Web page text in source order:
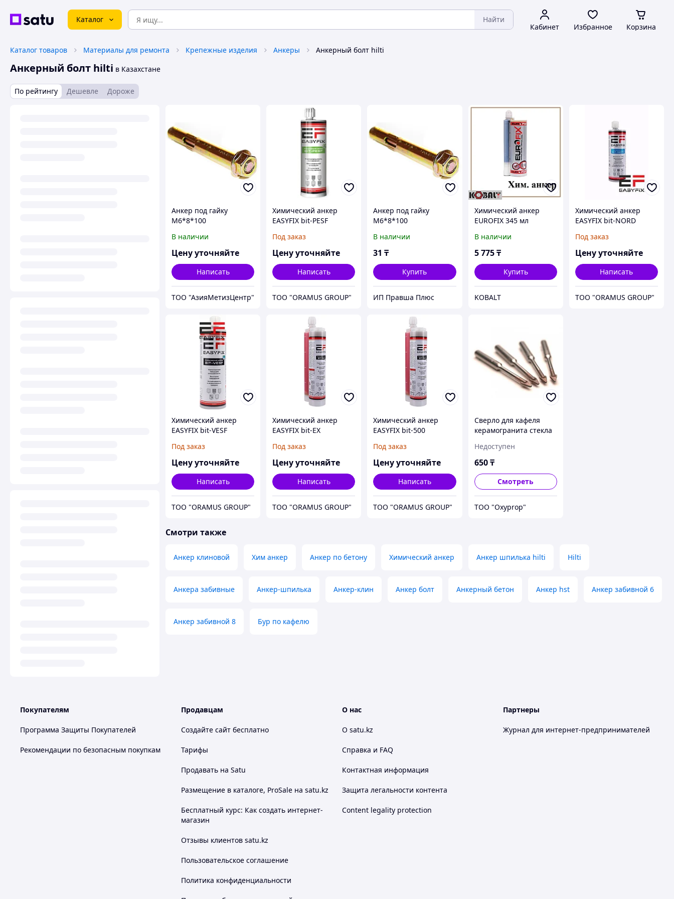
Каталог Найти
Кабинет Избранное Корзина
Каталог товаров Материалы для ремонта Крепежные изделия Анкеры Анкерный болт hilti
Анкерный болт hilti в Казахстане
По рейтингу Дешевле Дороже
Анкер под гайку
М6*8*100
В наличии
Цену уточняйте
Написать
ТОО "АзияМетизЦентр"
Химический анкер
EASYFIX bit-PESF
Под заказ
Цену уточняйте
Написать
ТОО "ORAMUS GROUP"
Анкер под гайку
М6*8*100
В наличии
31 ₸
Купить
ИП Правша Плюс
Химический анкер
EUROFIX 345 мл
В наличии
5 775 ₸
Купить
KOBALT
Химический анкер
EASYFIX bit-NORD
Под заказ
Цену уточняйте
Написать
ТОО "ORAMUS GROUP"
Химический анкер
EASYFIX bit-VESF
Под заказ
Цену уточняйте
Написать
ТОО "ORAMUS GROUP"
Химический анкер
EASYFIX bit-EX
Под заказ
Цену уточняйте
Написать
ТОО "ORAMUS GROUP"
Химический анкер
EASYFIX bit-500
Под заказ
Цену уточняйте
Написать
ТОО "ORAMUS GROUP"
Сверло для кафеля
керамогранита стекла
Недоступен
650 ₸
Смотреть
ТОО "Oxyprop"
Смотри также
Анкер клиновой Хим анкер Анкер по бетону Химический анкер Анкер шпилька hilti Hilti
Анкера забивные Анкер-шпилька Анкер-клин Анкер болт Анкерный бетон Анкер hst Анкер забивной 6
Анкер забивной 8 Бур по кафелю
Покупателям
Программа Защиты Покупателей
Рекомендации по безопасным покупкам
Продавцам
Создайте сайт бесплатно
Тарифы
Продавать на Satu
Размещение в каталоге, ProSale на satu.kz
Бесплатный курс: Как создать интернет-
магазин
Отзывы клиентов satu.kz
Пользовательское соглашение
Политика конфиденциальности
О нас
О satu.kz
Справка и FAQ
Контактная информация
Защита легальности контента
Content legality protection
Партнеры
Журнал для интернет-предпринимателей